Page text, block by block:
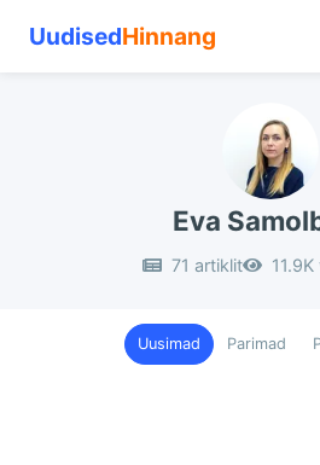
UudisedHinnang
Eva
71 artiklit
Uusimad Parimad